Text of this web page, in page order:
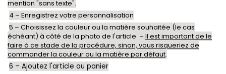
mention "sans texte".
4 – Enregistrez votre personnalisation
5 – Choisissez la couleur ou la matière souhaitée (le cas
échéant) à côté de la photo de l'article – Il est important de le
faire à ce stade de la procédure, sinon, vous risqueriez de
commander la couleur ou la matière par défaut.
6 – Ajoutez l'article au panier